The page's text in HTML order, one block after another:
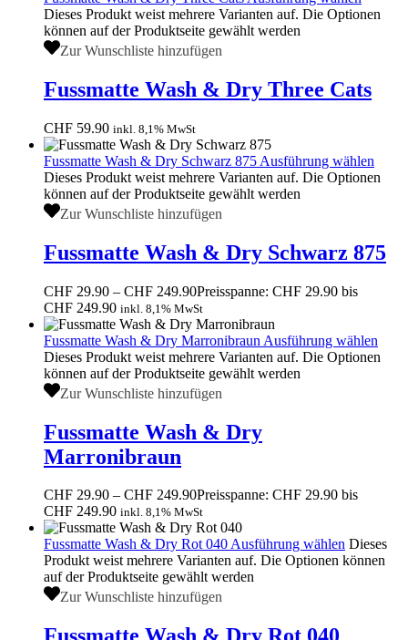
Dieses Produkt weist mehrere Varianten auf. Die Optionen
können auf der Produktseite gewählt werden
Zur Wunschliste hinzufügen
Fussmatte Wash & Dry Three Cats
CHF 59.90 inkl. 8,1% MwSt
Fussmatte Wash & Dry Schwarz 875 Ausführung wählen
Dieses Produkt weist mehrere Varianten auf. Die Optionen
können auf der Produktseite gewählt werden
Zur Wunschliste hinzufügen
Fussmatte Wash & Dry Schwarz 875
CHF 29.90 – CHF 249.90Preisspanne: CHF 29.90 bis
CHF 249.90 inkl. 8,1% MwSt
Fussmatte Wash & Dry Marronibraun Ausführung wählen
Dieses Produkt weist mehrere Varianten auf. Die Optionen
können auf der Produktseite gewählt werden
Zur Wunschliste hinzufügen
Fussmatte Wash & Dry
Marronibraun
CHF 29.90 – CHF 249.90Preisspanne: CHF 29.90 bis
CHF 249.90 inkl. 8,1% MwSt
Fussmatte Wash & Dry Rot 040Ausführung wählen Dieses
Produkt weist mehrere Varianten auf. Die Optionen können
auf der Produktseite gewählt werden
Zur Wunschliste hinzufügen